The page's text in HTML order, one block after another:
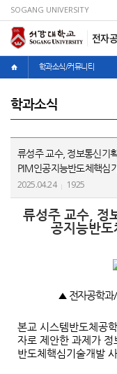
SOGANG UNIVERSITY
전자
학과소식/커뮤니티
학과소식
류성주 교수, 정보통신기
PIM인공지능반도체핵심
2025.04.24 1925
류성주 교수, 정
공지능반도
▲ 전자공학과/
본교 시스템반도체공
자로 제안한 과제가 정
반도체핵심기술개발